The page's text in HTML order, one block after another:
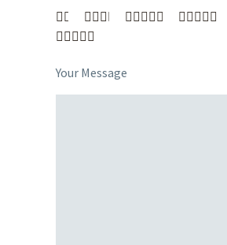
1 2
Your Message